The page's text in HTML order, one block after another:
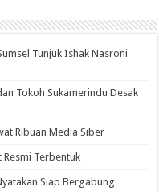
Tunjuk Ishak Nasroni
Tokoh Sukamerindu Desak
Ribuan Media Siber
Resmi Terbentuk
Siap Bergabung